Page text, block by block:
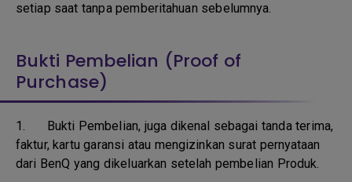
setiap saat tanpa pemberitahuan sebelumnya.
Bukti Pembelian (Proof of
Purchase)
1. Bukti Pembelian, juga dikenal sebagai tanda terima,
faktur, kartu garansi atau mengizinkan surat pernyataan
dari BenQ yang dikeluarkan setelah pembelian Produk.